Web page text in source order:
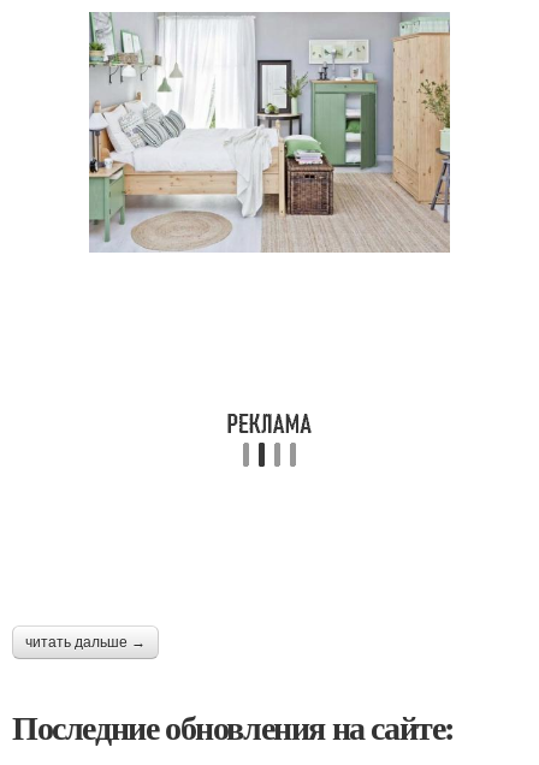
читать дальше →
Последние обновления на сайте: